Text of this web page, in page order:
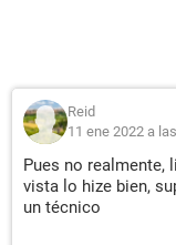
Reid
11 ene 2022 a
Pues no realmente,
vista lo hize bien,
un técnico